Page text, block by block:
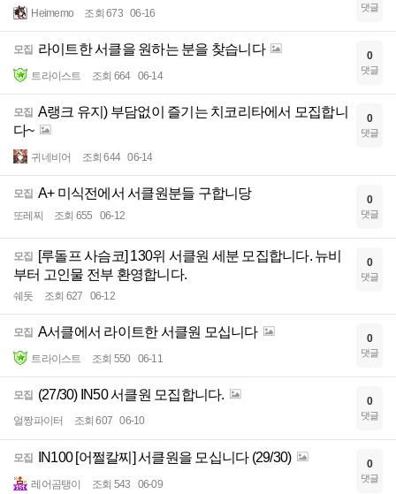
Heimemo 조회 673 06-16 댓글
모집 라이트한 서클을 원하는 분을 찾습니다
트라이스트 조회 664 06-14
0
댓글
모집 A랭크 유지) 부담없이 즐기는 치코리타에서 모집합니
다~
귀네비어 조회 644 06-14
0
댓글
모집 A+ 미식전에서 서클원분들 구합니당
또레찌 조회 655 06-12
0
댓글
모집
[루돌프 사슴코] 130위 서클원 세분 모집합니다. 뉴비
부터 고인물 전부 환영합니다.
쉐돗 조회 627 06-12
0
댓글
모집 A서클에서 라이트한 서클원 모십니다
트라이스트 조회 550 06-11
0
댓글
모집 (27/30) IN50 서클원 모집합니다.
얼짱파이터 조회 607 06-10
0
댓글
모집 IN100 [어쩔칼찌] 서클원을 모십니다 (29/30)
레어곰탱이 조회 543 06-09
0
댓글